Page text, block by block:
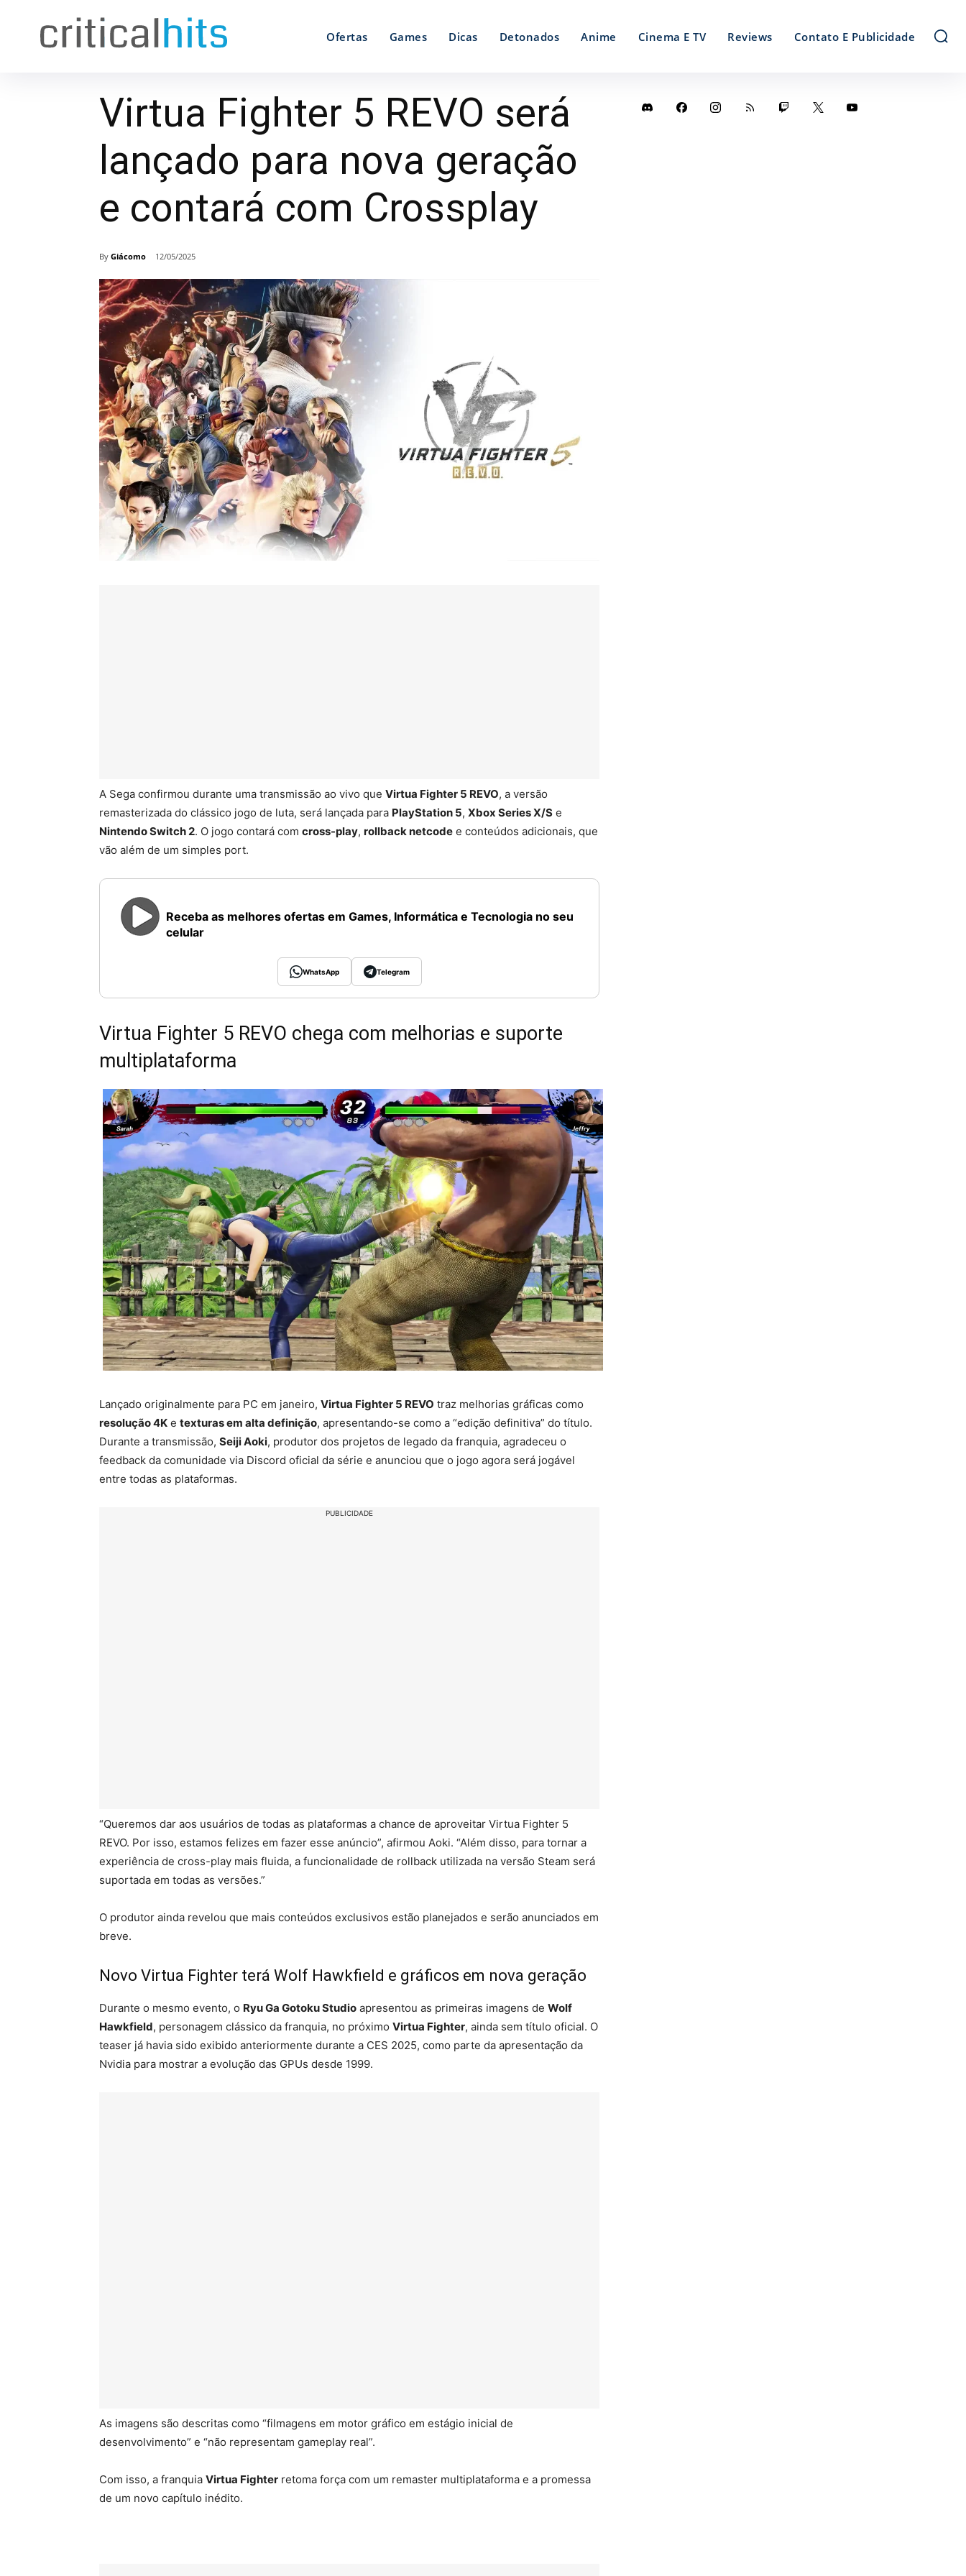
Ofertas Games Dicas Detonados Anime Cinema E TV Reviews Contato E Publicidade
Virtua Fighter 5 REVO será
lançado para nova geração
e contará com Crossplay
By Giácomo 12/05/2025
A Sega confirmou durante uma transmissão ao vivo que Virtua Fighter 5 REVO, a versão
remasterizada do clássico jogo de luta, será lançada para PlayStation 5, Xbox Series X/S e
Nintendo Switch 2. O jogo contará com cross-play, rollback netcode e conteúdos adicionais, que
vão além de um simples port.
Receba as melhores ofertas em Games, Informática e Tecnologia no seu
celular
WhatsApp Telegram
Virtua Fighter 5 REVO chega com melhorias e suporte
multiplataforma
Lançado originalmente para PC em janeiro, Virtua Fighter 5 REVO traz melhorias gráficas como
resolução 4K e texturas em alta definição, apresentando-se como a “edição definitiva” do título.
Durante a transmissão, Seiji Aoki, produtor dos projetos de legado da franquia, agradeceu o
feedback da comunidade via Discord oficial da série e anunciou que o jogo agora será jogável
entre todas as plataformas.
PUBLICIDADE
“Queremos dar aos usuários de todas as plataformas a chance de aproveitar Virtua Fighter 5
REVO. Por isso, estamos felizes em fazer esse anúncio”, afirmou Aoki. “Além disso, para tornar a
experiência de cross-play mais fluida, a funcionalidade de rollback utilizada na versão Steam será
suportada em todas as versões.”
O produtor ainda revelou que mais conteúdos exclusivos estão planejados e serão anunciados em
breve.
Novo Virtua Fighter terá Wolf Hawkfield e gráficos em nova geração
Durante o mesmo evento, o Ryu Ga Gotoku Studio apresentou as primeiras imagens de Wolf
Hawkfield, personagem clássico da franquia, no próximo Virtua Fighter, ainda sem título oficial. O
teaser já havia sido exibido anteriormente durante a CES 2025, como parte da apresentação da
Nvidia para mostrar a evolução das GPUs desde 1999.
As imagens são descritas como “filmagens em motor gráfico em estágio inicial de
desenvolvimento” e “não representam gameplay real”.
Com isso, a franquia Virtua Fighter retoma força com um remaster multiplataforma e a promessa
de um novo capítulo inédito.